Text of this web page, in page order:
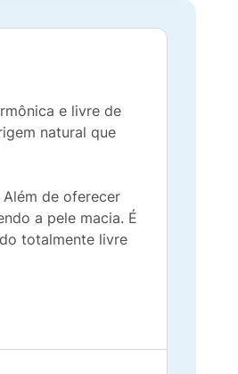
e livre de
natural que
de oferecer
a pele macia. É
totalmente livre